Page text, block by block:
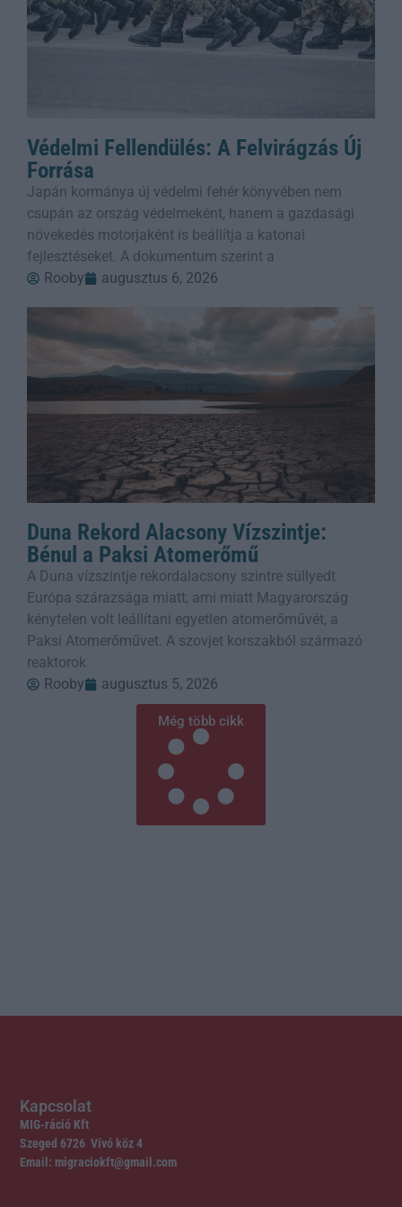
Védelmi Fellendülés: A Felvirágzás Új
Forrása
Japán kormánya új védelmi fehér könyvében nem
csupán az ország védelmeként, hanem a gazdasági
növekedés motorjaként is beállítja a katonai
fejlesztéseket. A dokumentum szerint a
Rooby
augusztus 6, 2026
Duna Rekord Alacsony Vízszintje:
Bénul a Paksi Atomerőmű
A Duna vízszintje rekordalacsony szintre süllyedt
Európa szárazsága miatt, ami miatt Magyarország
kénytelen volt leállítani egyetlen atomerőművét, a
Paksi Atomerőművet. A szovjet korszakból származó
reaktorok
Rooby
augusztus 5, 2026
Még több cikk
Kapcsolat
MIG-ráció Kft
Szeged 6726 Vívó köz 4
Email: migraciokft@gmail.com